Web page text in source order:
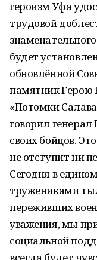
героизм Уфа
трудовой
будет
обновлённой
памятник Герою
«Потомки
говорил
своих бойцов.
не отступит ни
Сегодня в
тружениками
переживших
уважения, мы
социальной